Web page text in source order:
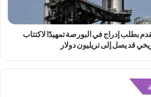
بطلب إدراج في البورصة تمهيدًا لاكتتاب
قد يصل إلى تريليون دولار